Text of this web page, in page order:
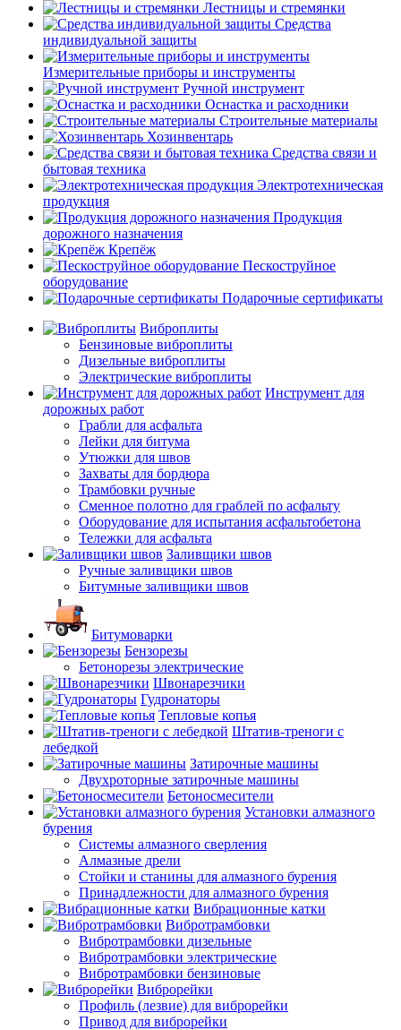
Лестницы и стремянки
Средства
индивидуальной защиты
Измерительные приборы и инструменты
Ручной инструмент
Оснастка и расходники
Строительные материалы
Хозинвентарь
Средства связи и
бытовая техника
Электротехническая
продукция
Продукция
дорожного назначения
Крепёж
Пескоструйное
оборудование
Подарочные сертификаты
Виброплиты
Бензиновые виброплиты
Дизельные виброплиты
Электрические виброплиты
Инструмент для
дорожных работ
Грабли для асфальта
Лейки для битума
Утюжки для швов
Захваты для бордюра
Трамбовки ручные
Сменное полотно для граблей по асфальту
Оборудование для испытания асфальтобетона
Тележки для асфальта
Заливщики швов
Ручные заливщики швов
Битумные заливщики швов
Битумоварки
Бензорезы
Бетонорезы электрические
Швонарезчики
Гудронаторы
Тепловые копья
Штатив-треноги с
лебедкой
Затирочные машины
Двухроторные затирочные машины
Бетоносмесители
Установки алмазного
бурения
Системы алмазного сверления
Алмазные дрели
Стойки и станины для алмазного бурения
Принадлежности для алмазного бурения
Вибрационные катки
Вибротрамбовки
Вибротрамбовки дизельные
Вибротрамбовки электрические
Вибротрамбовки бензиновые
Виброрейки
Профиль (лезвие) для виброрейки
Привод для виброрейки